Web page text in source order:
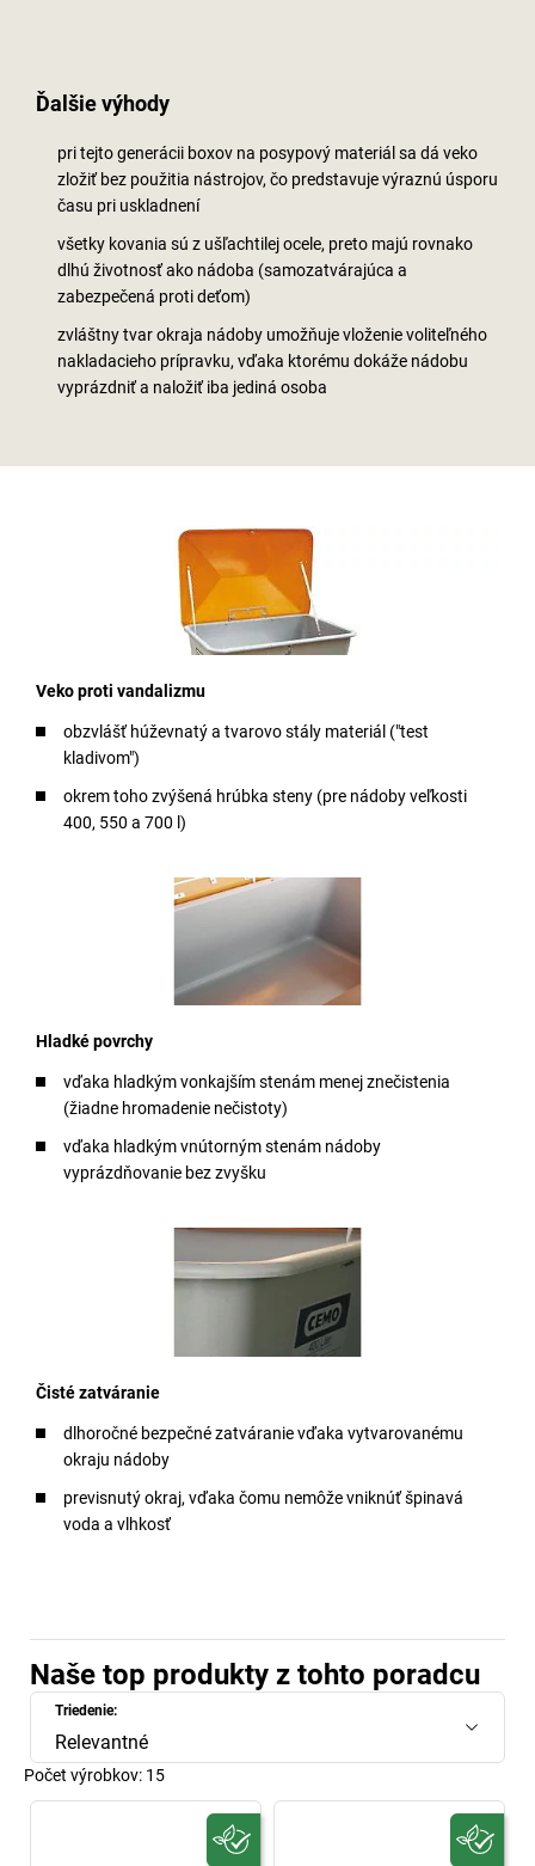
Ďalšie výhody
pri tejto generácii boxov na posypový materiál sa dá veko
zložiť bez použitia nástrojov, čo predstavuje výraznú úsporu
času pri uskladnení
všetky kovania sú z ušľachtilej ocele, preto majú rovnako
dlhú životnosť ako nádoba (samozatvárajúca a
zabezpečená proti deťom)
zvláštny tvar okraja nádoby umožňuje vloženie voliteľného
nakladacieho prípravku, vďaka ktorému dokáže nádobu
vyprázdniť a naložiť iba jediná osoba
Veko proti vandalizmu
obzvlášť húževnatý a tvarovo stály materiál ("test
kladivom")
okrem toho zvýšená hrúbka steny (pre nádoby veľkosti
400, 550 a 700 l)
Hladké povrchy
vďaka hladkým vonkajším stenám menej znečistenia
(žiadne hromadenie nečistoty)
vďaka hladkým vnútorným stenám nádoby
vyprázdňovanie bez zvyšku
Čisté zatváranie
dlhoročné bezpečné zatváranie vďaka vytvarovanému
okraju nádoby
previsnutý okraj, vďaka čomu nemôže vniknúť špinavá
voda a vlhkosť
Naše top produkty z tohto poradcu
Triedenie:
Relevantné
Počet výrobkov: 15